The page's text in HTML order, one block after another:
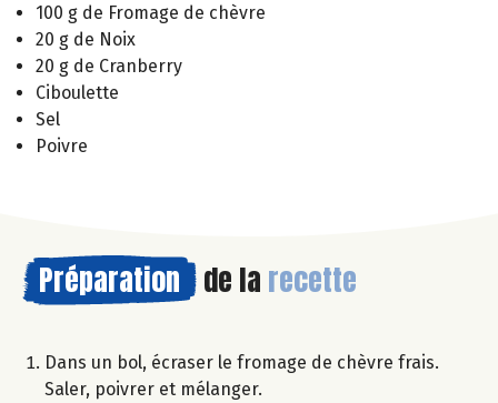
100 g de Fromage de chèvre
20 g de Noix
20 g de Cranberry
Ciboulette
Sel
Poivre
Préparation de la recette
Dans un bol, écraser le fromage de chèvre frais.
Saler, poivrer et mélanger.